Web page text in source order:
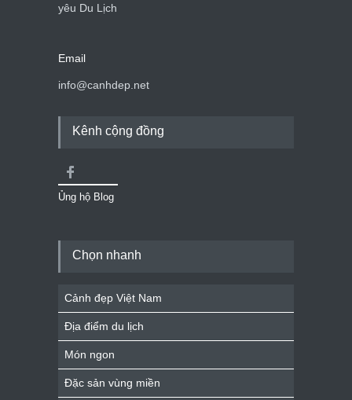
yêu Du Lịch
Email
info@canhdep.net
Kênh cộng đồng
Ủng hộ Blog
Chọn nhanh
Cảnh đẹp Việt Nam
Địa điểm du lịch
Món ngon
Đặc sản vùng miền